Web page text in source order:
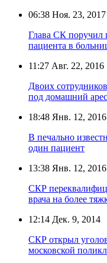
06:38 Ноя. 23, 2017
Глава СК поручил
пациента в
11:27 Авг. 22, 2016
Двоих
под домашний
18:48 Янв. 12, 2016
В печально
один пациент
13:38 Янв. 12, 2016
СКР
врача на более
12:14 Дек. 9, 2014
СКР открыл
московской